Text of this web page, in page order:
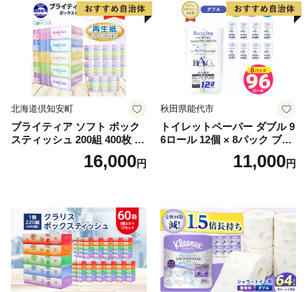
北海道倶知安町
ブライティア ソフト ボック
スティッシュ 200組 400枚 60
箱 日本製 まとめ買い ティッ
シュ リサイクル 長持 防災 常
倶知安町 日用品
16,000円
秋田県能代市
トイレットペーパー ダブル 9
6ロール 12個 × 8パック ブラ
ンカ 再生紙 100％ 芯あり 日
用品 消耗品 無香料 生活用品
11,000円